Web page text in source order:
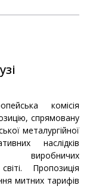
комісія
спрямовану
металургійної
наслідків
виробничих
Пропозиція
митних тарифів